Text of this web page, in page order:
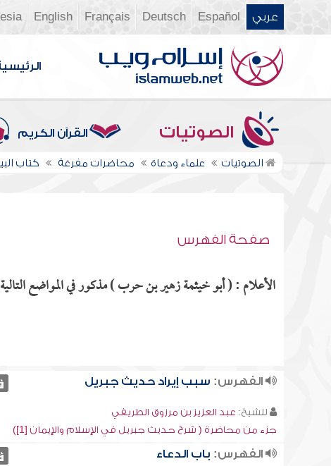
عربي Español
Deutsch
Français
English
الصوتيات القرآن الكريم
الصوتيات علماء ودعاة محاضرات مفرغة كتاب
صفحة الفهرس
الأعلام : ( أبو خيثمة زهير بن حرب ) مذكور في المواضع التالية
الفهرس: سبب إيراد حديث جبريل
للشيخ: عبد العزيز بن مرزوق الطريفي
جزء من محاضرة ( شرح حديث جبريل في الإسلام والإيمان [1])
الفهرس: باب الدعاء